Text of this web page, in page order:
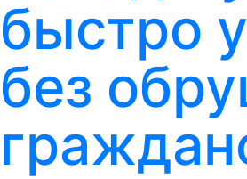
быстро
без